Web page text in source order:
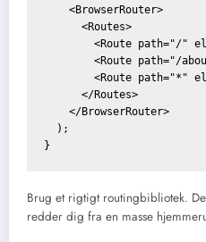
    <BrowserRouter>
      <Routes>
<Route path="/"
<Route path="/
<Route path="*"
      </Routes>
    </BrowserRouter>
  );
Brug et rigtigt routingbibliotek.
redder dig fra en masse